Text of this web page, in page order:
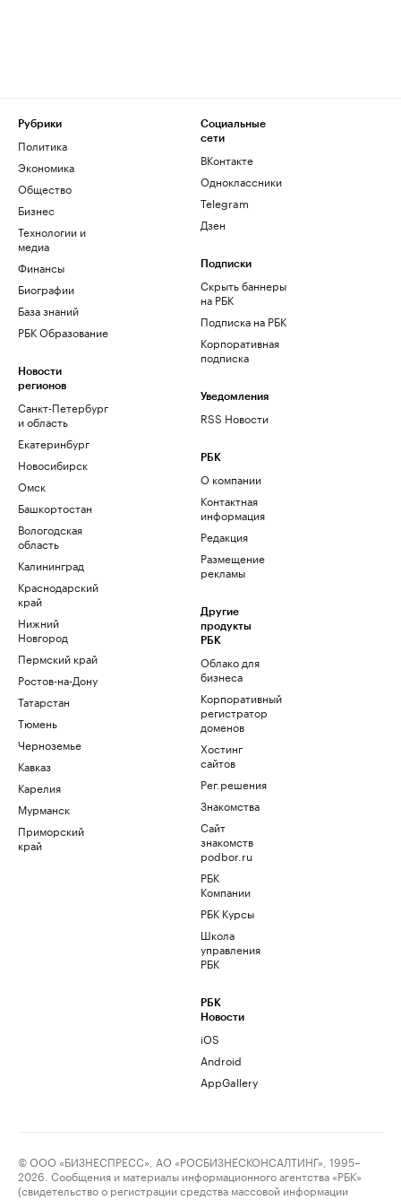
Рубрики
Политика
Экономика
Общество
Бизнес
Технологии и
медиа
Финансы
Биографии
База знаний
РБК Образование
Новости
регионов
Санкт-Петербург
и область
Екатеринбург
Новосибирск
Омск
Башкортостан
Вологодская
область
Калининград
Краснодарский
край
Нижний
Новгород
Пермский край
Ростов-на-Дону
Татарстан
Тюмень
Черноземье
Кавказ
Карелия
Мурманск
Приморский
край
Социальные
сети
ВКонтакте
Одноклассники
Telegram
Дзен
Подписки
Скрыть баннеры
на РБК
Подписка на РБК
Корпоративная
подписка
Уведомления
RSS Новости
РБК
О компании
Контактная
информация
Редакция
Размещение
рекламы
Другие
продукты
РБК
Облако для
бизнеса
Корпоративный
регистратор
доменов
Хостинг
сайтов
Рег.решения
Знакомства
Сайт
знакомств
podbor.ru
РБК
Компании
РБК Курсы
Школа
управления
РБК
РБК
Новости
iOS
Android
AppGallery
© ООО «БИЗНЕСПРЕСС», АО «РОСБИЗНЕСКОНСАЛТИНГ», 1995–
2026. Сообщения и материалы информационного агентства «РБК»
(свидетельство о регистрации средства массовой информации